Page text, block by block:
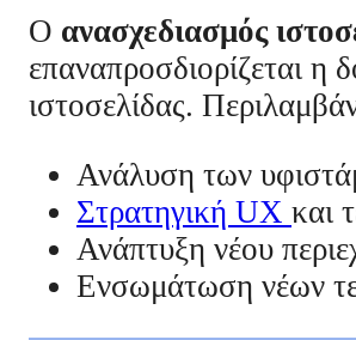
Ο ανασχεδιασμός
επαναπροσδιορίζεται
ιστοσελίδας.
Ανάλυση των
Στρατηγική UX και
Ανάπτυξη νέου
Ενσωμάτωση νέων